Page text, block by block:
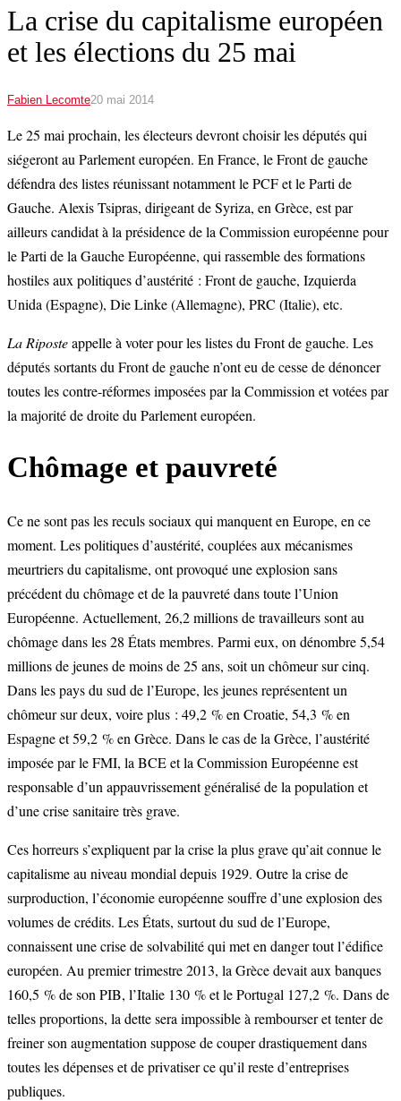
La crise du capitalisme européen
et les élections du 25 mai
Fabien Lecomte20 mai 2014
Le 25 mai prochain, les électeurs devront choisir les députés qui
siégeront au Parlement européen. En France, le Front de gauche
défendra des listes réunissant notamment le PCF et le Parti de
Gauche. Alexis Tsipras, dirigeant de Syriza, en Grèce, est par
ailleurs candidat à la présidence de la Commission européenne pour
le Parti de la Gauche Européenne, qui rassemble des formations
hostiles aux politiques d’austérité : Front de gauche, Izquierda
Unida (Espagne), Die Linke (Allemagne), PRC (Italie), etc.
La Riposteappelle à voter pour les listes du Front de gauche. Les
députés sortants du Front de gauche n’ont eu de cesse de dénoncer
toutes les contre-réformes imposées par la Commission et votées par
la majorité de droite du Parlement européen.
Chômage et pauvreté
Ce ne sont pas les reculs sociaux qui manquent en Europe, en ce
moment. Les politiques d’austérité, couplées aux mécanismes
meurtriers du capitalisme, ont provoqué une explosion sans
précédent du chômage et de la pauvreté dans toute l’Union
Européenne. Actuellement, 26,2 millions de travailleurs sont au
chômage dans les 28 États membres. Parmi eux, on dénombre 5,54
millions de jeunes de moins de 25 ans, soit un chômeur sur cinq.
Dans les pays du sud de l’Europe, les jeunes représentent un
chômeur sur deux, voire plus : 49,2 % en Croatie, 54,3 % en
Espagne et 59,2 % en Grèce. Dans le cas de la Grèce, l’austérité
imposée par le FMI, la BCE et la Commission Européenne est
responsable d’un appauvrissement généralisé de la population et
d’une crise sanitaire très grave.
Ces horreurs s’expliquent par la crise la plus grave qu’ait connue le
capitalisme au niveau mondial depuis 1929. Outre la crise de
surproduction, l’économie européenne souffre d’une explosion des
volumes de crédits. Les États, surtout du sud de l’Europe,
connaissent une crise de solvabilité qui met en danger tout l’édifice
européen. Au premier trimestre 2013, la Grèce devait aux banques
160,5 % de son PIB, l’Italie 130 % et le Portugal 127,2 %. Dans de
telles proportions, la dette sera impossible à rembourser et tenter de
freiner son augmentation suppose de couper drastiquement dans
toutes les dépenses et de privatiser ce qu’il reste d’entreprises
publiques.